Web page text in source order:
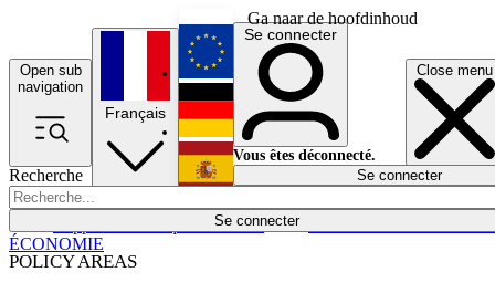
Ga naar de hoofdinhoud
Open sub
navigation
Close menu
Recherche
Se connecter
POLICY AREAS
Économie
Français
English
Deutsch
Español
Se connecter
Vous êtes déconnecté.
Se connecter
ÉCONOMIE